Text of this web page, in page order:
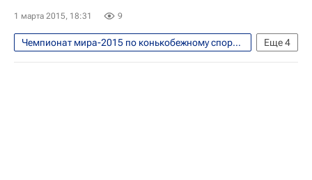
1 марта 2015, 18:31 9
Еще4
Чемпионат мира-2015 по конькобежному спорту в спринтерском многоборье. Астана, 28 февраля - 1 марта
Конькобежный спорт